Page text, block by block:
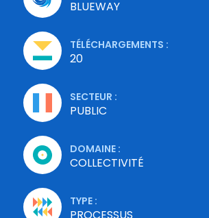
BLUEWAY
TÉLÉCHARGEMENTS :
20
SECTEUR :
PUBLIC
DOMAINE :
COLLECTIVITÉ
TYPE :
PROCESSUS